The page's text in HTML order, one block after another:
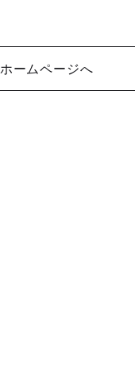
ームページへ